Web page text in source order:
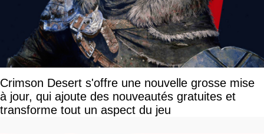
Crimson Desert s'offre une nouvelle grosse mise
à jour, qui ajoute des nouveautés gratuites et
transforme tout un aspect du jeu